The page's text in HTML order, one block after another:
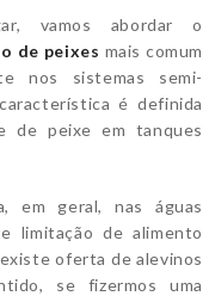
vamos abordar o
de peixes mais comum
nos sistemas semi-
é definida
de peixe em tanques
em geral, nas águas
limitação de alimento
oferta de alevinos
se fizermos uma